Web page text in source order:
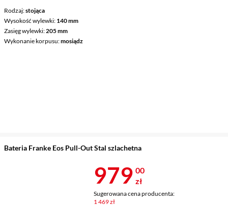
Rodzaj stojąca
Wysokość wylewki 140 mm
Zasięg wylewki 205 mm
Wykonanie korpusu mosiądz
Bateria Franke Eos Pull-Out Stal szlachetna
Cena 979 zł
979 00
zł
Sugerowana cena producenta:
1 469 zł